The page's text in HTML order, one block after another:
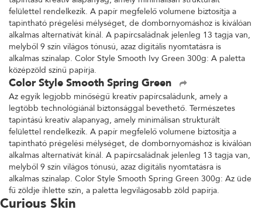
felülettel rendelkezik. A papír megfelelő volumene biztosítja a
tapintható prégelési mélységet, de dombornyomáshoz is kiválóan
alkalmas alternatívát kínál. A papírcsaládnak jelenleg 13 tagja van,
melyből 9 szín világos tónusú, azaz digitális nyomtatásra is
alkalmas színalap. Color Style Smooth Ivy Green 300g: A paletta
középzöld színű papírja.
Color Style Smooth Spring Green
Az egyik legjobb minőségű kreatív papírcsaládunk, amely a
legtöbb technológiánál biztonsággal bevethető. Természetes
tapintású kreatív alapanyag, amely minimálisan strukturált
felülettel rendelkezik. A papír megfelelő volumene biztosítja a
tapintható prégelési mélységet, de dombornyomáshoz is kiválóan
alkalmas alternatívát kínál. A papírcsaládnak jelenleg 13 tagja van,
melyből 9 szín világos tónusú, azaz digitális nyomtatásra is
alkalmas színalap. Color Style Smooth Spring Green 300g: Az üde
fű zöldje ihlette szín, a paletta legvilágosabb zöld papírja.
Curious Skin